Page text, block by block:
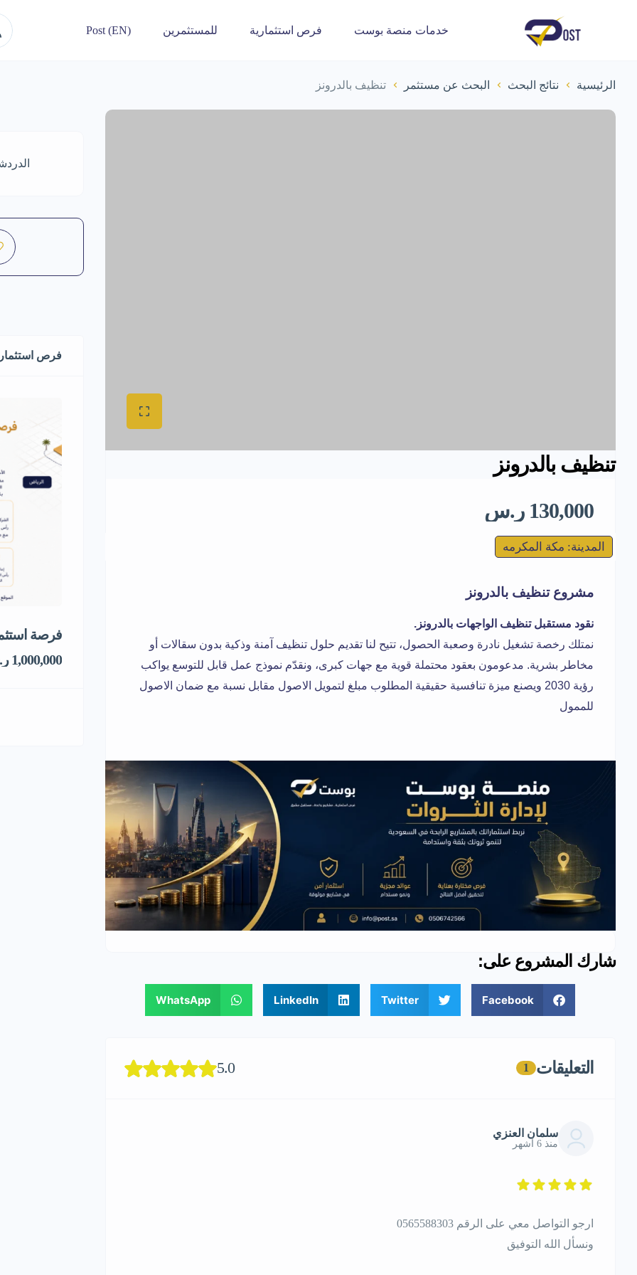
خدمات منصة بوست فرص استثمارية للمستثمرين Post (EN)
الرئيسية نتائج البحث البحث عن مستثمر تنظيف بالدرونز
تنظيف بالدرونز
130,000 ر.س
المدينة: مكة المكرمه
مشروع تنظيف بالدرونز
نقود مستقبل تنظيف الواجهات بالدرونز.
نمتلك رخصة تشغيل نادرة وصعبة الحصول، تتيح لنا تقديم حلول تنظيف آمنة وذكية بدون سقالات أو
مخاطر بشرية. مدعومون بعقود محتملة قوية مع جهات كبرى، ونقدّم نموذج عمل قابل للتوسع يواكب
رؤية 2030 ويصنع ميزة تنافسية حقيقية المطلوب مبلغ لتمويل الاصول مقابل نسبة مع ضمان الاصول
للممول
شارك المشروع على:
Facebook
Twitter
LinkedIn
WhatsApp
التعليقات 1
5.0
سلمان العنزي
منذ 6 أشهر
ارجو التواصل معي على الرقم 0565588303
ونسأل الله التوفيق
فرص
فرصة
1,000,000 ر.س